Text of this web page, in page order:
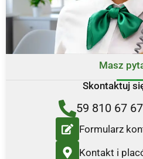
Masz
Skontaktuj
59 810 67 67
Formularz
Kontakt i